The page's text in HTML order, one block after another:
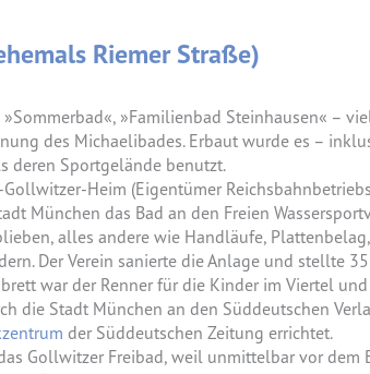
Riemer Straße)
»Sommerbad«, »Familienbad Steinhausen« –
des Michaelibades. Erbaut wurde es –
deren Sportgelände benutzt.
Heim (Eigentümer
München das Bad an den Freien
alles andere wie Handläufe,
Der Verein sanierte die Anlage und stellte
war der Renner für die Kinder im Viertel
die Stadt München an den Süddeutschen
der Süddeutschen Zeitung errichtet.
Gollwitzer Freibad, weil unmittelbar vor